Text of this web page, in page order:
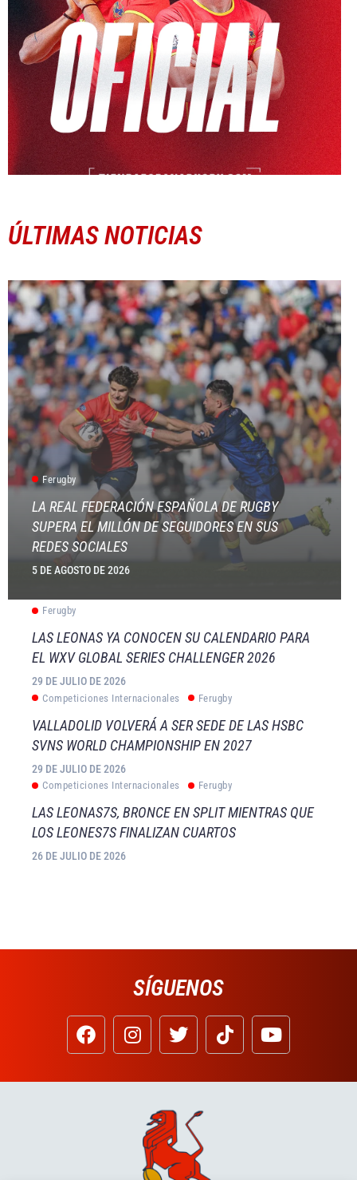
ÚLTIMAS NOTICIAS
Ferugby
LA REAL FEDERACIÓN ESPAÑOLA DE RUGBY
SUPERA EL MILLÓN DE SEGUIDORES EN SUS
REDES SOCIALES
5 DE AGOSTO DE 2026
Ferugby
LAS LEONAS YA CONOCEN SU CALENDARIO PARA
EL WXV GLOBAL SERIES CHALLENGER 2026
29 DE JULIO DE 2026
Competiciones Internacionales Ferugby
VALLADOLID VOLVERÁ A SER SEDE DE LAS HSBC
SVNS WORLD CHAMPIONSHIP EN 2027
29 DE JULIO DE 2026
Competiciones Internacionales Ferugby
LAS LEONAS7S, BRONCE EN SPLIT MIENTRAS QUE
LOS LEONES7S FINALIZAN CUARTOS
26 DE JULIO DE 2026
SÍGUENOS